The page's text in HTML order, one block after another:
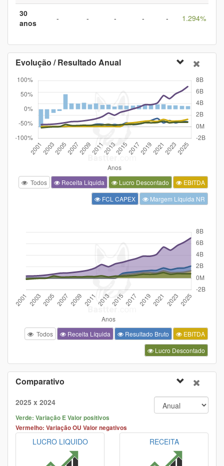
30
anos
- - - - - 1.294%
Evolução / Resultado Anual
Todos Receita Líquida Lucro Descontado
EBITDA
FCL CAPEX
Margem Líquida NR
Todos Receita Líquida Resultado Bruto
EBITDA
Lucro Descontado
Comparativo
2025 x 2024
Verde: Variação E Valor positivos
Vermelho: Variação OU Valor negativos
LUCRO LIQUIDO RECEITA